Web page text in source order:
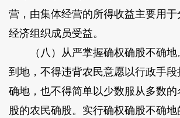
营，由集体经营的所得收益主要用
经济组织成员受益。
（八）从严掌握确权确股不确地
到地，不得违背农民意愿以行政手
确地，也不得简单以少数服从多数
股的农民确股。实行确权确股不确地